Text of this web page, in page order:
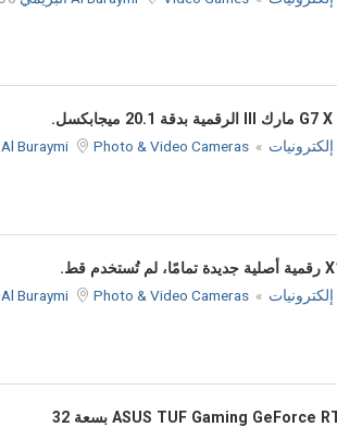
إلكترونيات »
Photo & Video Cameras
Al Buraymi
إلكترونيات »
Photo & Video Cameras
Al Buraymi
بطاقة رسومات ASUS TUF Gaming GeForce RTX 5090 بسعة 32